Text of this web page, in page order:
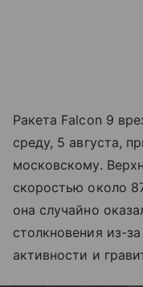
Ракета Falcon 9
среду, 5 августа,
московскому.
скоростью около
она случайно
столкновения из-
активности и